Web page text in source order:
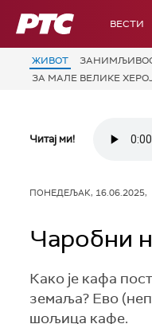
РТС ВЕСТИ
ЖИВОТ
ЗА МАЛЕ ВЕЛИКЕ
Читај ми!
ПОНЕДЕЉАК, 16.06.2025,
Чаробни
Како је кафа
земаља? Ево
шољица кафе.